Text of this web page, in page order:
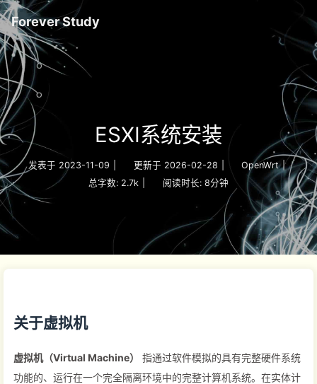
Forever Study
ESXI系统安装
发表于 2023-11-09 更新于 2026-02-28 OpenWrt |
总字数: 2.7k 阅读时长: 8分钟
关于虚拟机
虚拟机（Virtual Machine）
指通过软件模拟的具有完整硬件系统
功能的、运行在一个完全隔离环境中的完整计算机系统。在实体计